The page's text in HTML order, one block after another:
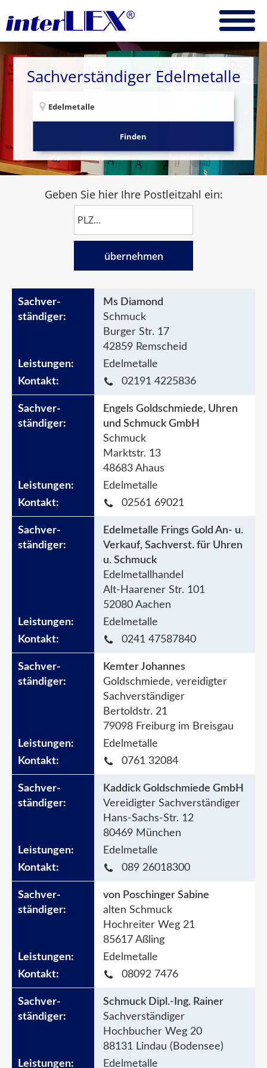
Sachverständiger Edelmetalle
Finden
Geben Sie hier Ihre Postleitzahl ein:
übernehmen
Ms Diamond
Schmuck
Burger Str. 17
42859 Remscheid
Edelmetalle
02191 4225836
Engels Goldschmiede, Uhren
und Schmuck GmbH
Schmuck
Marktstr. 13
48683 Ahaus
Edelmetalle
02561 69021
Edelmetalle Frings Gold An- u.
Verkauf, Sachverst. für Uhren
u. Schmuck
Edelmetallhandel
Alt-Haarener Str. 101
52080 Aachen
Edelmetalle
0241 47587840
Kemter Johannes
Goldschmiede, vereidigter
Sachverständiger
Bertoldstr. 21
79098 Freiburg im Breisgau
Edelmetalle
0761 32084
Kaddick Goldschmiede GmbH
Vereidigter Sachverständiger
Hans-Sachs-Str. 12
80469 München
Edelmetalle
089 26018300
von Poschinger Sabine
alten Schmuck
Hochreiter Weg 21
85617 Aßling
Edelmetalle
08092 7476
Schmuck Dipl.-Ing. Rainer
Sachverständiger
Hochbucher Weg 20
88131 Lindau (Bodensee)
Edelmetalle